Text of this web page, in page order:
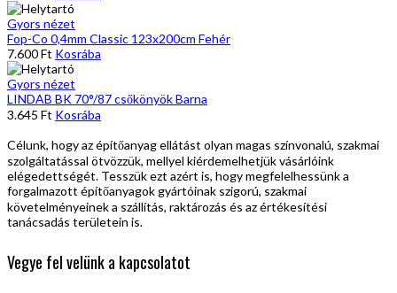
Gyors nézet
Fop-Co 0,4mm Classic 123x200cm Fehér
7.600Ft Kosrába
Gyors nézet
LINDAB BK 70°/87 csőkönyök Barna
3.645 Ft Kosrába
Célunk, hogy az építőanyag ellátást olyan magas színvonalú, szakmai
szolgáltatással ötvözzük, mellyel kiérdemelhetjük vásárlóink
elégedettségét. Tesszük ezt azért is, hogy megfelelhessünk a
forgalmazott építőanyagok gyártóinak szigorú, szakmai
követelményeinek a szállítás, raktározás és az értékesítési
tanácsadás területein is.
Vegye fel velünk a kapcsolatot